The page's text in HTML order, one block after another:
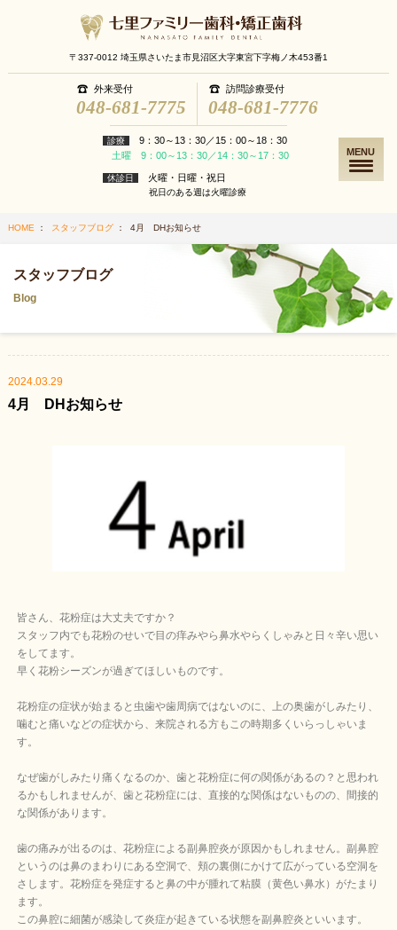
〒337-0012 埼玉県さいたま市見沼区大字東宮下字梅ノ木453番1
外来受付
048-681-7775
訪問診療受付
048-681-7776
診療
9：30～13：30／15：00～18：30
土曜 9：00～13：30／14：30～17：30
休診日 火曜・日曜・祝日
祝日のある週は火曜診療
MENU
HOME： スタッフブログ： 4月 DHお知らせ
スタッフブログ
Blog
2024.03.29
4月 DHお知らせ
皆さん、花粉症は大丈夫ですか？
スタッフ内でも花粉のせいで目の痒みやら鼻水やらくしゃみと日々辛い思い
をしてます。
早く花粉シーズンが過ぎてほしいものです。
花粉症の症状が始まると虫歯や歯周病ではないのに、上の奥歯がしみたり、
噛むと痛いなどの症状から、来院される方もこの時期多くいらっしゃいま
す。
なぜ歯がしみたり痛くなるのか、歯と花粉症に何の関係があるの？と思われ
るかもしれませんが、歯と花粉症には、直接的な関係はないものの、間接的
な関係があります。
歯の痛みが出るのは、花粉症による副鼻腔炎が原因かもしれません。副鼻腔
というのは鼻のまわりにある空洞で、頬の裏側にかけて広がっている空洞を
さします。花粉症を発症すると鼻の中が腫れて粘膜（黄色い鼻水）がたまり
ます。
この鼻腔に細菌が感染して炎症が起きている状態を副鼻腔炎といいます。